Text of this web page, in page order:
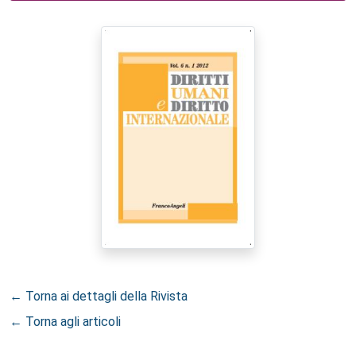
← Torna ai dettagli della Rivista
← Torna agli articoli